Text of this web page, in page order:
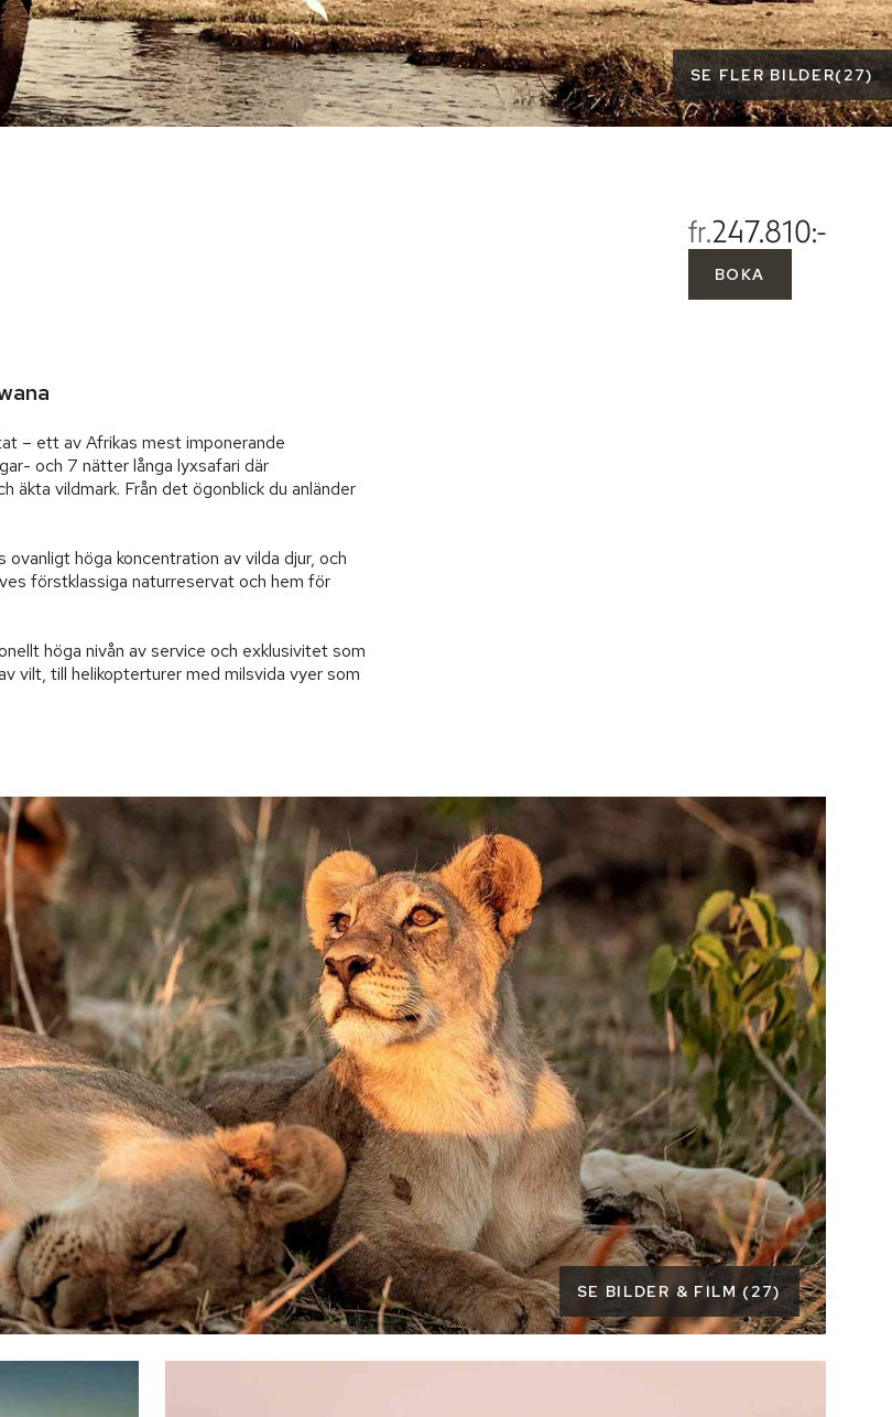
SE FLER BILDER(27)
fr.247.810:-
BOKA
– ett av Afrikas mest imponerande
och 7 nätter långa lyxsafari där
vildmark. Från det ögonblick du anländer
höga koncentration av vilda djur, och
förstklassiga naturreservat och hem för
höga nivån av service och exklusivitet som
vilt, till helikopterturer med milsvida vyer som
SE BILDER & FILM (27)